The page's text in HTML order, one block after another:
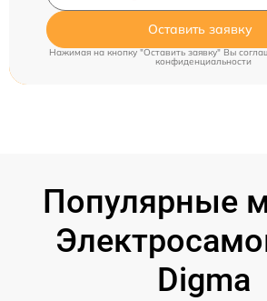
Оставить заявку
Нажимая на кнопку "Оставить заявку" Вы
конфиденциальности
Популярные
Digma